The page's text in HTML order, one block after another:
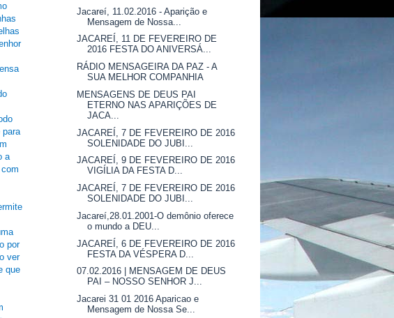
para
a
por
ver
que
Jacareí, 11.02.2016 - Aparição e
Mensagem de Nossa...
JACAREÍ, 11 DE FEVEREIRO DE
2016 FESTA DO ANIVERSÁ...
RÁDIO MENSAGEIRA DA PAZ - A
SUA MELHOR COMPANHIA
MENSAGENS DE DEUS PAI
ETERNO NAS APARIÇÕES DE
JACA...
JACAREÍ, 7 DE FEVEREIRO DE 2016
SOLENIDADE DO JUBI...
JACAREÍ, 9 DE FEVEREIRO DE 2016
VIGÍLIA DA FESTA D...
JACAREÍ, 7 DE FEVEREIRO DE 2016
SOLENIDADE DO JUBI...
Jacareí,28.01.2001-O demônio oferece
o mundo a DEU...
JACAREÍ, 6 DE FEVEREIRO DE 2016
FESTA DA VÉSPERA D...
07.02.2016 | MENSAGEM DE DEUS
PAI – NOSSO SENHOR J...
Jacarei 31 01 2016 Aparicao e
Mensagem de Nossa Se...